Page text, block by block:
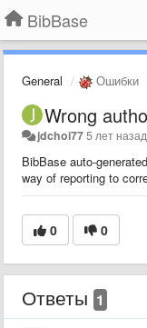
BibBase
General Ошибки
Wrong
jdchoi775 лет назад
BibBase auto-
way of reporting to
0 0
Ответы 1